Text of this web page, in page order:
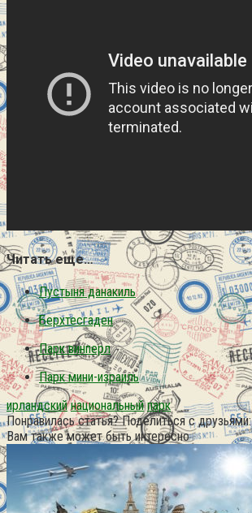
Читать еще…
Пустыня данакиль
Берхтесгаден
Парк винперл
Парк мини-израиль
ирландский национальный парк
Понравилась статья? Поделиться с друзьями:
Вам также может быть интересно